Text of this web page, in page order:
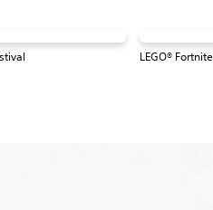
LEGO®